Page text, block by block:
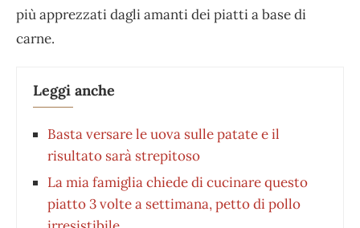
più apprezzati dagli amanti dei piatti a base di
carne.
Leggi anche
Basta versare le uova sulle patate e il
risultato sarà strepitoso
La mia famiglia chiede di cucinare questo
piatto 3 volte a settimana, petto di pollo